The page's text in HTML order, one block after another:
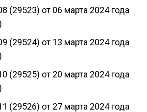
(29523) от 06 марта 2024 года
(29524) от 13 марта 2024 года
(29525) от 20 марта 2024 года
(29526) от 27 марта 2024 года